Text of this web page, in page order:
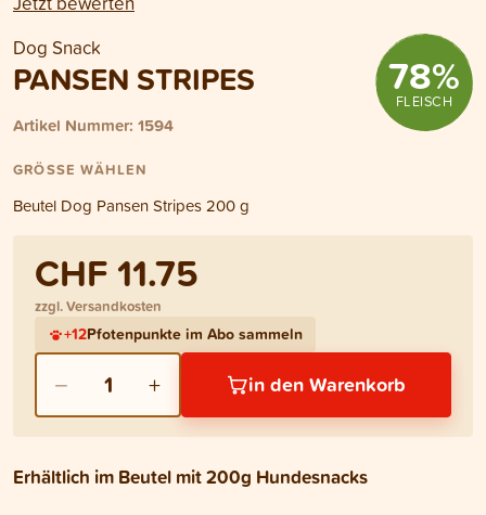
Dog Snack
PANSEN STRIPES
Artikel Nummer: 1594
78%
FLEISCH
GRÖSSE WÄHLEN
Beutel Dog Pansen Stripes 200 g
CHF 11.75
zzgl. Versandkosten
+12Pfotenpunkte im Abo sammeln
− 1 + in den Warenkorb
Erhältlich im Beutel mit 200g Hundesnacks